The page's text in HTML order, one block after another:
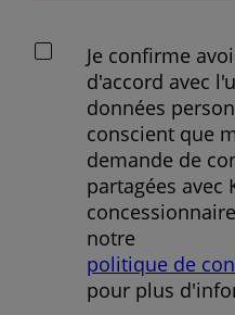
Je confirme
d'accord avec
données
conscient que
demande de
partagées avec
notre
politique de
pour plus